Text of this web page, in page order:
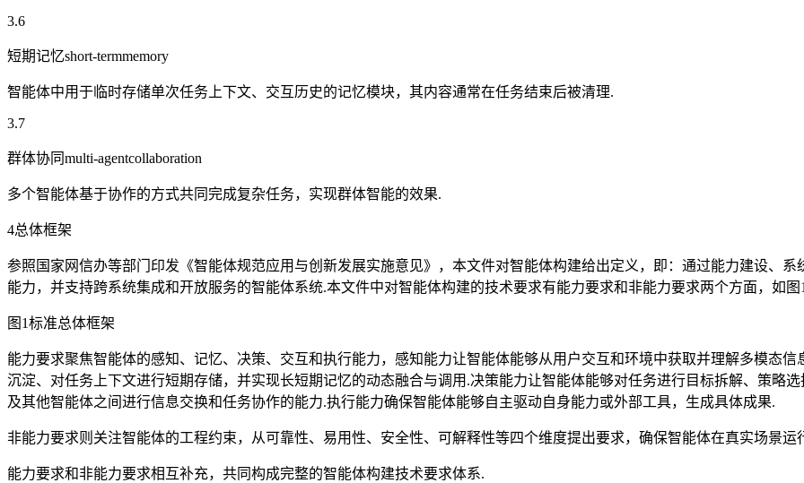
3.6
短期记忆short-termmemory
智能体中用于临时存储单次任务上下文、交互历史的记忆模块，其内容通常在任务结束后被清理.
3.7
群体协同multi-agentcollaboration
多个智能体基于协作的方式共同完成复杂任务，实现群体智能的效果.
4总体框架
参照国家网信办等部门印发《智能体规范应用与创新发展实施意见》，本文件对智能体构建给出定义，即：通过能力建设、
能力，并支持跨系统集成和开放服务的智能体系统.本文件中对智能体构建的技术要求有能力要求和非能力要求两个方面，如图
图1标准总体框架
能力要求聚焦智能体的感知、记忆、决策、交互和执行能力，感知能力让智能体能够从用户交互和环境中获取并理解多模态
沉淀、对任务上下文进行短期存储，并实现长短期记忆的动态融合与调用.决策能力让智能体能够对任务进行目标拆解、策略
及其他智能体之间进行信息交换和任务协作的能力.执行能力确保智能体能够自主驱动自身能力或外部工具，生成具体成果.
非能力要求则关注智能体的工程约束，从可靠性、易用性、安全性、可解释性等四个维度提出要求，确保智能体在真实场景运
能力要求和非能力要求相互补充，共同构成完整的智能体构建技术要求体系.